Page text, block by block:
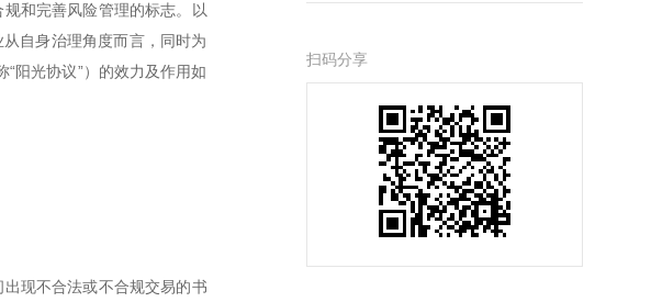
和完善风险管理的标志。以
自身治理角度而言，同时为
阳光协议”）的效力及作用如
现不合法或不合规交易的书
扫码分享